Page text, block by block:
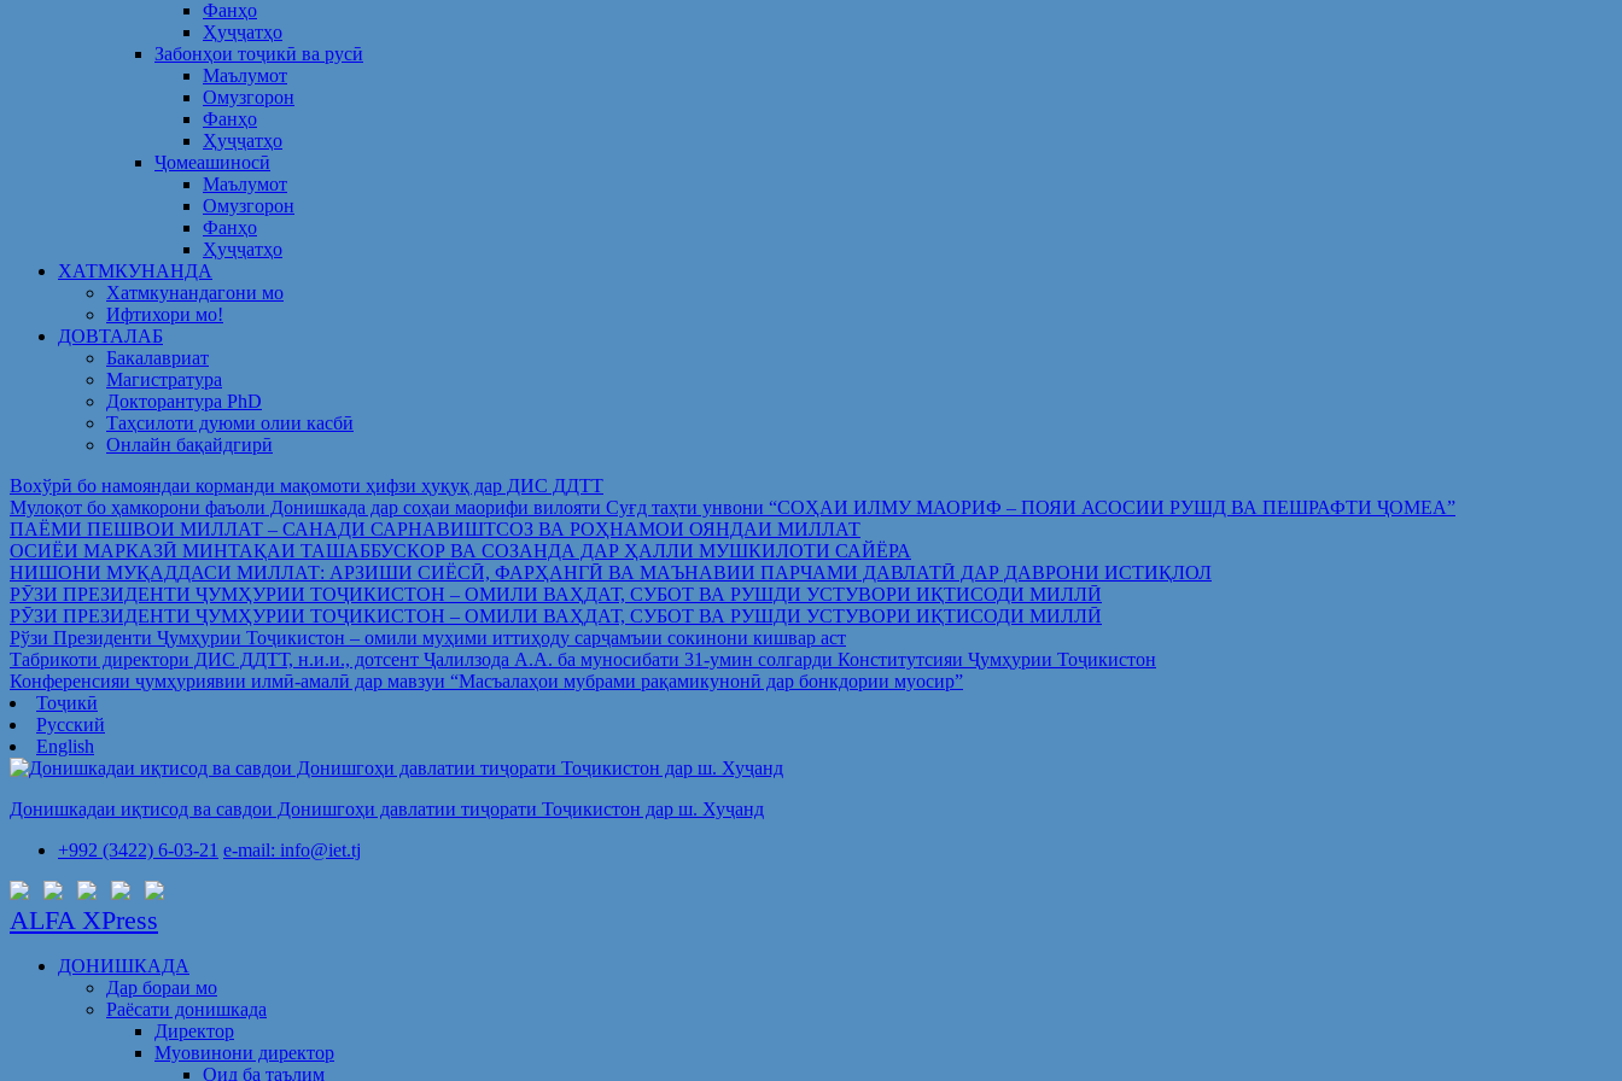
Фанҳо
Ҳуҷҷатҳо
Забонҳои тоҷикӣ ва русӣ
Маълумот
Омузгорон
Фанҳо
Ҳуҷҷатҳо
Ҷомеашиносӣ
Маълумот
Омузгорон
Фанҳо
Ҳуҷҷатҳо
ХАТМКУНАНДА
Хатмкунандагони мо
Ифтихори мо!
ДОВТАЛАБ
Бакалавриат
Магистратура
Докторантура PhD
Таҳсилоти дуюми олии касбӣ
Онлайн бақайдгирӣ
Вохўрӣ бо намояндаи корманди мақомоти ҳифзи ҳуқуқ дар ДИС ДДТТ
Мулоқот бо ҳамкорони фаъоли Донишкада дар соҳаи маорифи вилояти Суғд таҳти унвони “СОҲАИ ИЛМУ МАОРИФ – ПОЯИ АСОСИИ РУШД ВА ПЕШРАФТИ ҶОМЕА”
ПАЁМИ ПЕШВОИ МИЛЛАТ – САНАДИ САРНАВИШТСОЗ ВА РОҲНАМОИ ОЯНДАИ МИЛЛАТ
ОСИЁИ МАРКАЗӢ МИНТАҚАИ ТАШАББУСКОР ВА СОЗАНДА ДАР ҲАЛЛИ МУШКИЛОТИ САЙЁРА
НИШОНИ МУҚАДДАСИ МИЛЛАТ: АРЗИШИ СИЁСӢ, ФАРҲАНГӢ ВА МАЪНАВИИ ПАРЧАМИ ДАВЛАТӢ ДАР ДАВРОНИ ИСТИҚЛОЛ
РӮЗИ ПРЕЗИДЕНТИ ҶУМҲУРИИ ТОҶИКИСТОН – ОМИЛИ ВАҲДАТ, СУБОТ ВА РУШДИ УСТУВОРИ ИҚТИСОДИ МИЛЛӢ
РӮЗИ ПРЕЗИДЕНТИ ҶУМҲУРИИ ТОҶИКИСТОН – ОМИЛИ ВАҲДАТ, СУБОТ ВА РУШДИ УСТУВОРИ ИҚТИСОДИ МИЛЛӢ
Рўзи Президенти Ҷумҳурии Тоҷикистон – омили муҳими иттиҳоду сарҷамъии сокинони кишвар аст
Табрикоти директори ДИС ДДТТ, н.и.и., дотсент Ҷалилзода А.А. ба муносибати 31-умин солгарди Конститутсияи Ҷумҳурии Тоҷикистон
Конференсияи ҷумҳуриявии илмӣ-амалӣ дар мавзуи “Масъалаҳои мубрами рақамикунонӣ дар бонкдории муосир”
Тоҷикӣ
Русский
English
Донишкадаи иқтисод ва савдои Донишгоҳи давлатии тиҷорати Тоҷикистон дар ш. Хуҷанд
+992 (3422) 6-03-21 e-mail: info@iet.tj
ALFA XPress
ДОНИШКАДА
Дар бораи мо
Раёсати донишкада
Директор
Муовинони директор
Оид ба таълим